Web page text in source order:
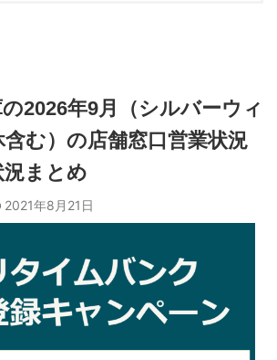
2026年9月（シルバーウィ
む）の店舗窓口営業状況
況まとめ
2021年8月21日